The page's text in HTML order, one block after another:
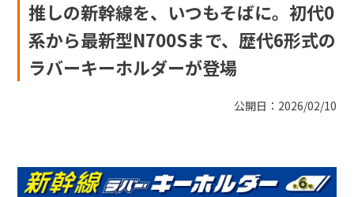
新商品
キャンペーン・ニュース
モバイルオーダーサービス
オンラインショップから探す
推しの新幹線を、いつもそばに。初代0
系から最新型N700Sまで、歴代6形式の
ラバーキーホルダーが登場
公開日：2026/02/10